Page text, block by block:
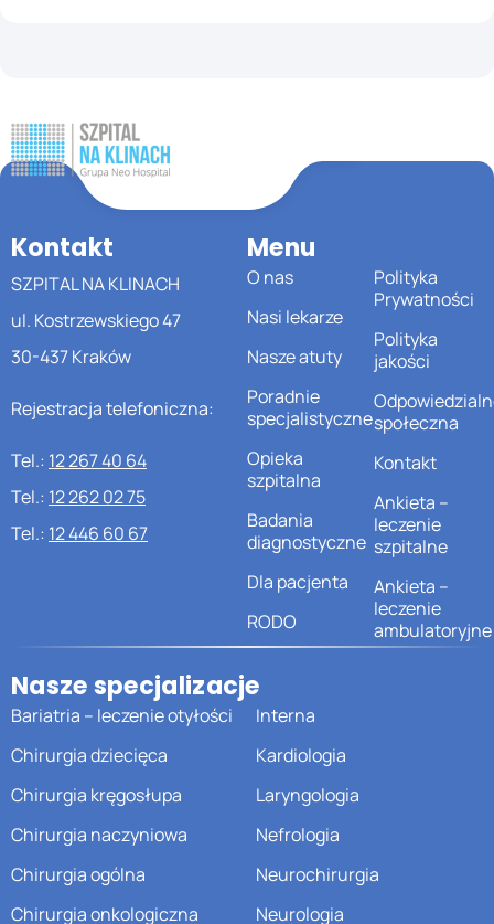
Kontakt
SZPITAL NA KLINACH
ul. Kostrzewskiego 47
30-437 Kraków
Rejestracja telefoniczna:
Tel.: 12 267 40 64
Tel.: 12 262 02 75
Tel.: 12 446 60 67
Menu
O nas
Nasi lekarze
Nasze atuty
Poradnie
specjalistyczne
Opieka
szpitalna
Badania
diagnostyczne
Dla pacjenta
RODO
Polityka
Prywatności
Polityka
jakości
społeczna
Kontakt
Ankieta –
leczenie
szpitalne
Ankieta –
leczenie
ambulatoryjne
Nasze specjalizacje
Bariatria – leczenie otyłości
Chirurgia dziecięca
Chirurgia kręgosłupa
Chirurgia naczyniowa
Chirurgia ogólna
Chirurgia onkologiczna
Interna
Kardiologia
Laryngologia
Nefrologia
Neurochirurgia
Neurologia